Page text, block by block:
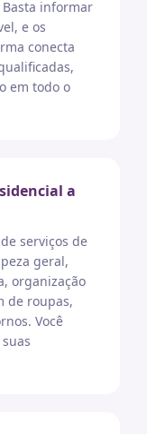
informar
e os
conecta
em todo o
a
serviços de
geral,
organização
de roupas,
Você